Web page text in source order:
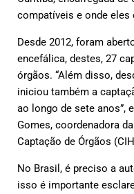
compatíveis e onde
Desde 2012, foram
encefálica, destes, 27
órgãos. “Além disso,
iniciou também a
ao longo de sete anos”,
Gomes, coordenadora
Captação de Órgãos
No Brasil, é preciso a
isso é importante